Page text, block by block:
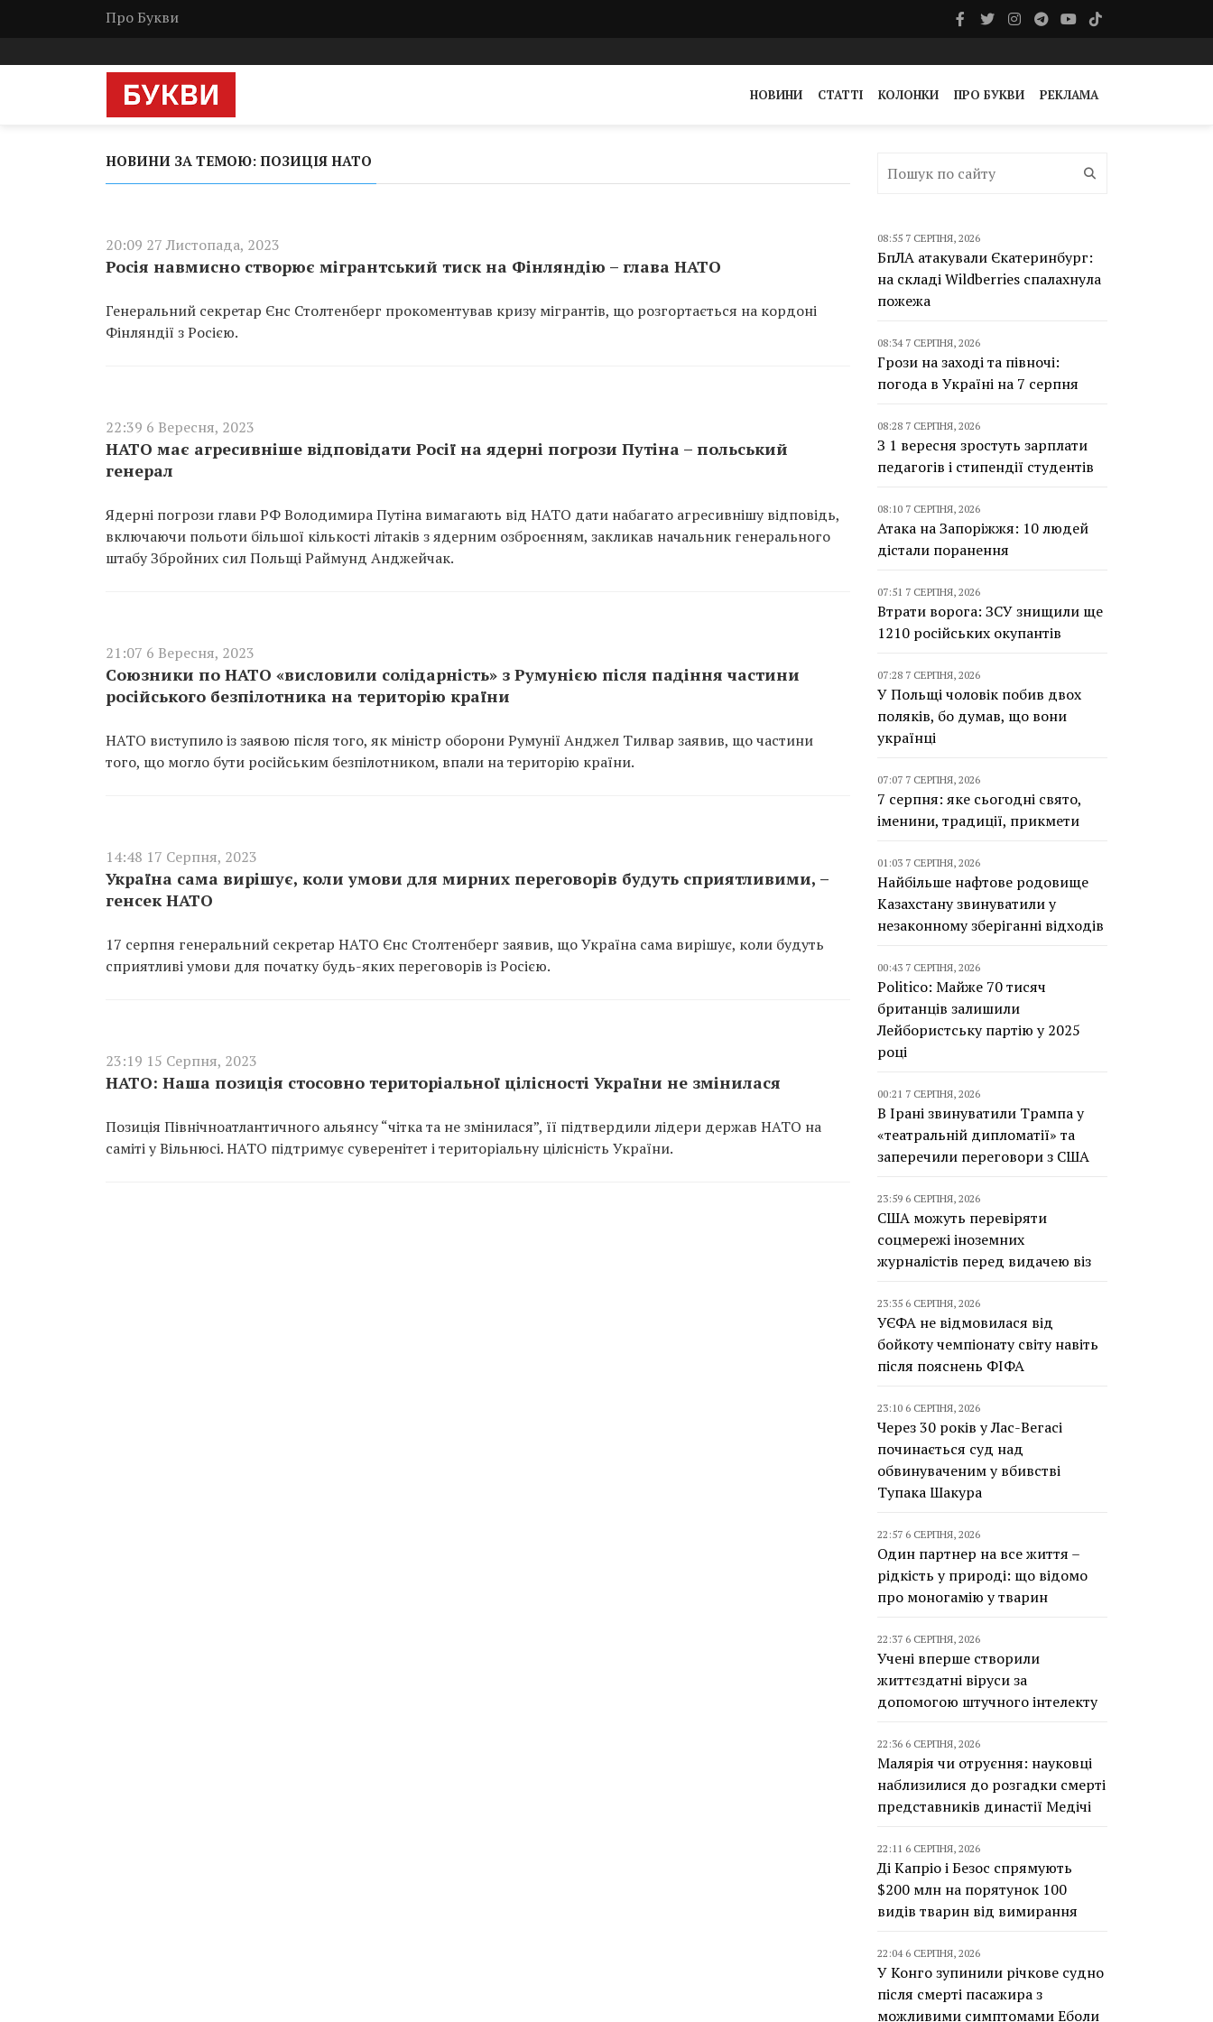
Про Букви
НОВИНИ СТАТТІ КОЛОНКИ ПРО БУКВИ РЕКЛАМА
НОВИНИ ЗА ТЕМОЮ: ПОЗИЦІЯ НАТО
20:09 27 Листопада, 2023
Росія навмисно створює мігрантський тиск на Фінляндію – глава НАТО
Генеральний секретар Єнс Столтенберг прокоментував кризу мігрантів, що розгортається на кордоні
Фінляндії з Росією.
22:39 6 Вересня, 2023
НАТО має агресивніше відповідати Росії на ядерні погрози Путіна – польський
генерал
Ядерні погрози глави РФ Володимира Путіна вимагають від НАТО дати набагато агресивнішу відповідь,
включаючи польоти більшої кількості літаків з ядерним озброєнням, закликав начальник генерального
штабу Збройних сил Польщі Раймунд Анджейчак.
21:07 6 Вересня, 2023
Союзники по НАТО «висловили солідарність» з Румунією після падіння частини
російського безпілотника на територію країни
НАТО виступило із заявою після того, як міністр оборони Румунії Анджел Тилвар заявив, що частини
того, що могло бути російським безпілотником, впали на територію країни.
14:48 17 Серпня, 2023
Україна сама вирішує, коли умови для мирних переговорів будуть сприятливими, –
генсек НАТО
17 серпня генеральний секретар НАТО Єнс Столтенберг заявив, що Україна сама вирішує, коли будуть
сприятливі умови для початку будь-яких переговорів із Росією.
23:19 15 Серпня, 2023
НАТО: Наша позиція стосовно територіальної цілісності України не змінилася
Позиція Північноатлантичного альянсу “чітка та не змінилася”, її підтвердили лідери держав НАТО на
саміті у Вільнюсі. НАТО підтримує суверенітет і територіальну цілісність України.
08:55 7 СЕРПНЯ, 2026
БпЛА атакували Єкатеринбург:
на складі Wildberries спалахнула
пожежа
08:34 7 СЕРПНЯ, 2026
Грози на заході та півночі:
погода в Україні на 7 серпня
08:28 7 СЕРПНЯ, 2026
З 1 вересня зростуть зарплати
педагогів і стипендії студентів
08:10 7 СЕРПНЯ, 2026
Атака на Запоріжжя: 10 людей
дістали поранення
07:51 7 СЕРПНЯ, 2026
Втрати ворога: ЗСУ знищили ще
1210 російських окупантів
07:28 7 СЕРПНЯ, 2026
У Польщі чоловік побив двох
поляків, бо думав, що вони
українці
07:07 7 СЕРПНЯ, 2026
7 серпня: яке сьогодні свято,
іменини, традиції, прикмети
01:03 7 СЕРПНЯ, 2026
Найбільше нафтове родовище
Казахстану звинуватили у
незаконному зберіганні відходів
00:43 7 СЕРПНЯ, 2026
Politico: Майже 70 тисяч
британців залишили
Лейбористську партію у 2025
році
00:21 7 СЕРПНЯ, 2026
В Ірані звинуватили Трампа у
«театральній дипломатії» та
заперечили переговори з США
23:59 6 СЕРПНЯ, 2026
США можуть перевіряти
соцмережі іноземних
журналістів перед видачею віз
23:35 6 СЕРПНЯ, 2026
УЄФА не відмовилася від
бойкоту чемпіонату світу навіть
після пояснень ФІФА
23:10 6 СЕРПНЯ, 2026
Через 30 років у Лас-Вегасі
починається суд над
обвинуваченим у вбивстві
Тупака Шакура
22:57 6 СЕРПНЯ, 2026
Один партнер на все життя –
рідкість у природі: що відомо
про моногамію у тварин
22:37 6 СЕРПНЯ, 2026
Учені вперше створили
життєздатні віруси за
допомогою штучного інтелекту
22:36 6 СЕРПНЯ, 2026
Малярія чи отруєння: науковці
наблизилися до розгадки смерті
представників династії Медічі
22:11 6 СЕРПНЯ, 2026
Ді Капріо і Безос спрямують
$200 млн на порятунок 100
видів тварин від вимирання
22:04 6 СЕРПНЯ, 2026
У Конго зупинили річкове судно
після смерті пасажира з
можливими симптомами Еболи